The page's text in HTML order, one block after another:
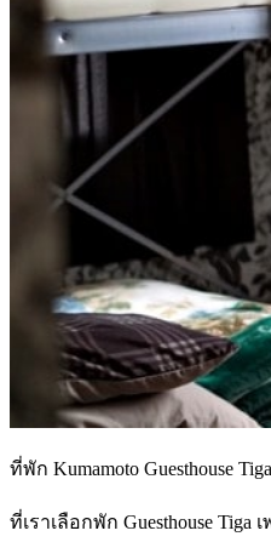
ที่พัก Kumamoto Guesthouse Tiga
ที่เราเลือกพัก Guesthouse